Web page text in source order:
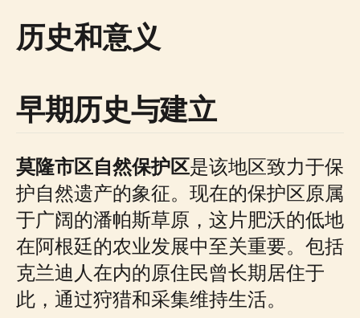
历史和意义
早期历史与建立
莫隆市区自然保护区是该地区致力于保
护自然遗产的象征。现在的保护区原属
于广阔的潘帕斯草原，这片肥沃的低地
在阿根廷的农业发展中至关重要。包括
克兰迪人在内的原住民曾长期居住于
此，通过狩猎和采集维持生活。